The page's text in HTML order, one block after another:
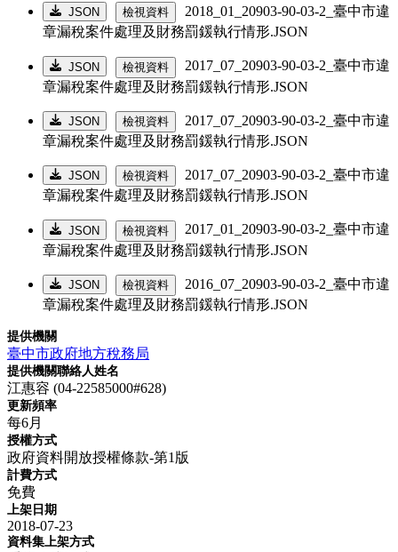
JSON 檢視資料
2018_01_20903-90-03-2_臺中市違
章漏稅案件處理及財務罰鍰執行情形.JSON
JSON 檢視資料
2017_07_20903-90-03-2_臺中市違
章漏稅案件處理及財務罰鍰執行情形.JSON
JSON 檢視資料
2017_07_20903-90-03-2_臺中市違
章漏稅案件處理及財務罰鍰執行情形.JSON
JSON 檢視資料
2017_07_20903-90-03-2_臺中市違
章漏稅案件處理及財務罰鍰執行情形.JSON
JSON 檢視資料
2017_01_20903-90-03-2_臺中市違
章漏稅案件處理及財務罰鍰執行情形.JSON
JSON 檢視資料
2016_07_20903-90-03-2_臺中市違
章漏稅案件處理及財務罰鍰執行情形.JSON
提供機關
臺中市政府地方稅務局
提供機關聯絡人姓名
江惠容 (04-22585000#628)
更新頻率
每6月
授權方式
政府資料開放授權條款-第1版
計費方式
免費
上架日期
2018-07-23
資料集上架方式